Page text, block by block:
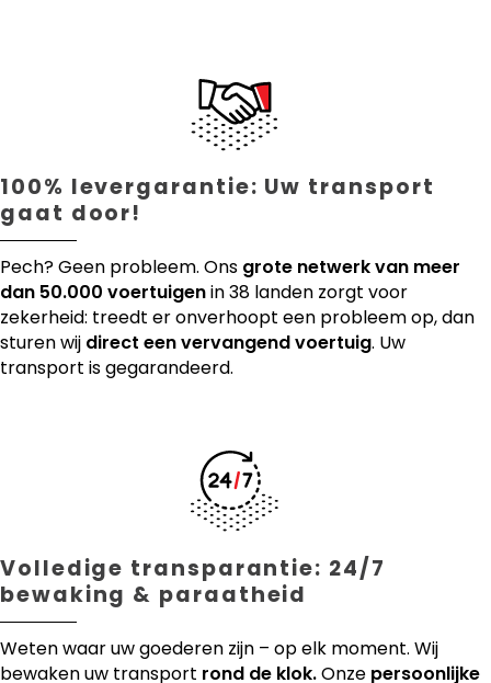
100% levergarantie: Uw transport
gaat door!
Pech? Geen probleem. Ons grote netwerk van meer
dan 50.000 voertuigenin 38 landen zorgt voor
zekerheid: treedt er onverhoopt een probleem op, dan
sturen wij direct een vervangend voertuig. Uw
transport is gegarandeerd.
Volledige transparantie: 24/7
bewaking & paraatheid
Weten waar uw goederen zijn – op elk moment. Wij
bewaken uw transport rond de klok.Onze persoonlijke